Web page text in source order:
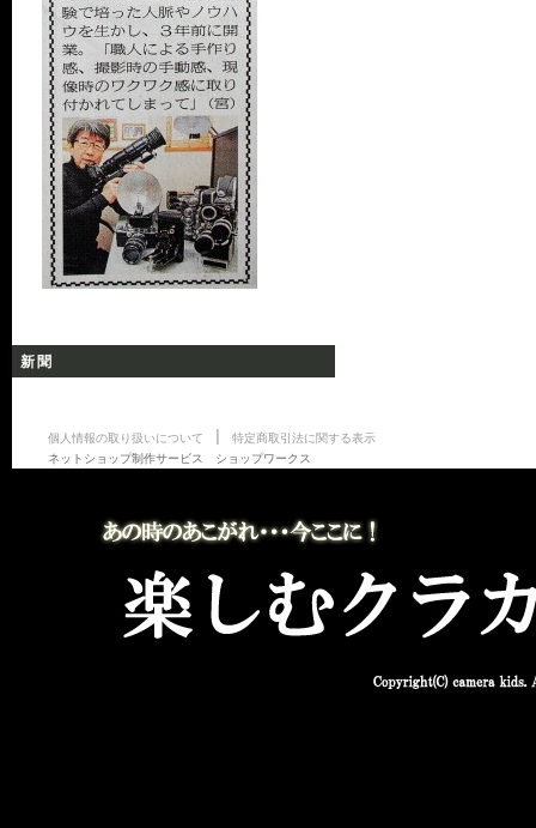
新聞
個人情報の取り扱いについて
特定商取引法に関する表示
ネットショップ制作サービス ショップワークス